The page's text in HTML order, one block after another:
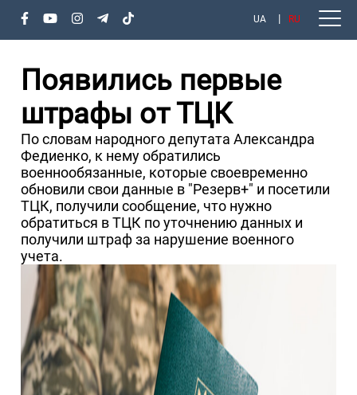
UA RU
Появились первые
штрафы от ТЦК
По словам народного депутата Александра
Федиенко, к нему обратились
военнообязанные, которые своевременно
обновили свои данные в "Резерв+" и посетили
ТЦК, получили сообщение, что нужно
обратиться в ТЦК по уточнению данных и
получили штраф за нарушение военного
учета.